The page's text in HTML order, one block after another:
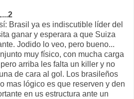
Brasil ya es indiscutible líder del
ganar y esperara a que Suiza
Jodido lo veo, pero bueno...
muy físico, con mucha carga
arriba les falta un killer y no
de cara al gol. Los brasileños
mas lógico es que reserven y den
en us estructura ante un